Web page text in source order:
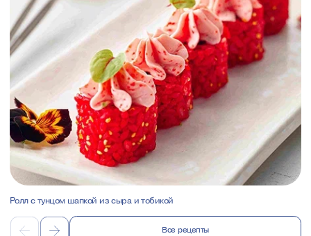
Ролл с тунцом шапкой из сыра и тобикой
Все рецепты